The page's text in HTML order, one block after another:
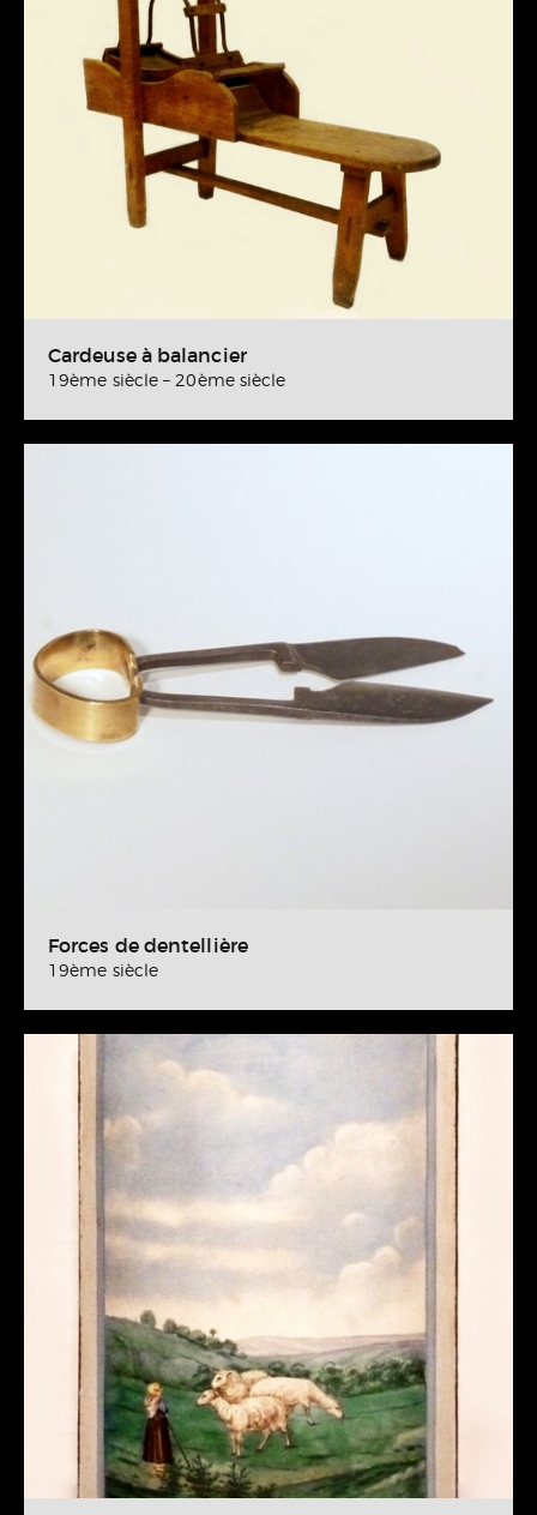
Cardeuse à balancier
19ème siècle – 20ème siècle
Forces de dentellière
19ème siècle